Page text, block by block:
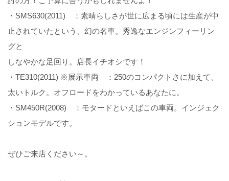
・SMS630(2011) ：素晴らしさが世に広まる頃には生産が中
止されていたという、幻の名車。秀逸なエンジンフィーリン
グと
しなやかな足回り。店長イチオシです！
・TE310(2011) ※展示車両 ：250のコンパクトさに加えて、
太いトルク。オフロードをわかっているあなたに。
・SM450R(2008) ：モタードといえばこの車両。インジェク
ションモデルです。
ぜひご来店ください～。